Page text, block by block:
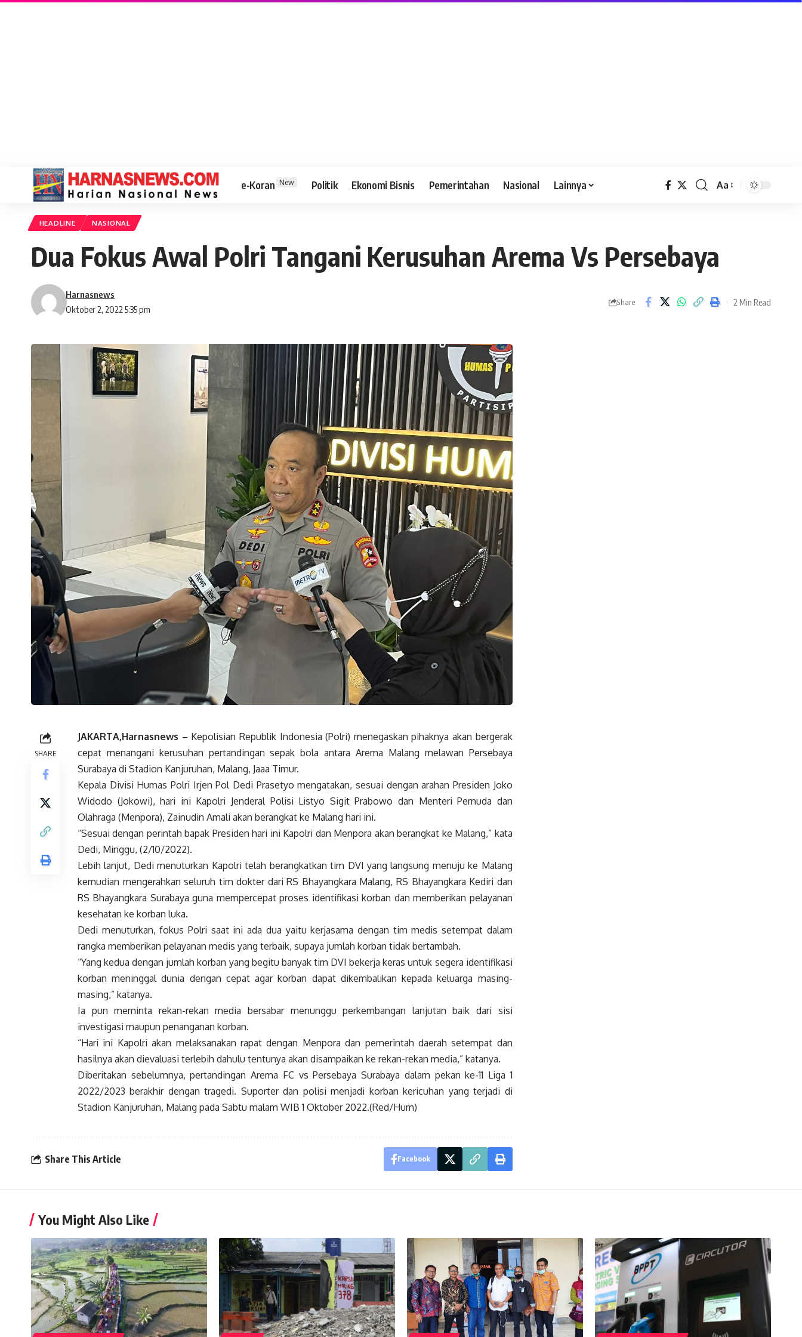
e-Koran New Politik Ekonomi Bisnis Pemerintahan Nasional Lainnya Aa
HEADLINE NASIONAL
Dua Fokus Awal Polri Tangani Kerusuhan Arema Vs Persebaya
Oktober 2, 2022 5:35 pm
Harnasnews
Share 2 Min Read
SHARE
JAKARTA,Harnasnews – Kepolisian Republik Indonesia (Polri) menegaskan pihaknya akan bergerak
cepat menangani kerusuhan pertandingan sepak bola antara Arema Malang melawan Persebaya
Surabaya di Stadion Kanjuruhan, Malang, Jaaa Timur.
Kepala Divisi Humas Polri Irjen Pol Dedi Prasetyo mengatakan, sesuai dengan arahan Presiden Joko
Widodo (Jokowi), hari ini Kapolri Jenderal Polisi Listyo Sigit Prabowo dan Menteri Pemuda dan
Olahraga (Menpora), Zainudin Amali akan berangkat ke Malang hari ini.
“Sesuai dengan perintah bapak Presiden hari ini Kapolri dan Menpora akan berangkat ke Malang,” kata
Dedi, Minggu, (2/10/2022).
Lebih lanjut, Dedi menuturkan Kapolri telah berangkatkan tim DVI yang langsung menuju ke Malang
kemudian mengerahkan seluruh tim dokter dari RS Bhayangkara Malang, RS Bhayangkara Kediri dan
RS Bhayangkara Surabaya guna mempercepat proses identifikasi korban dan memberikan pelayanan
kesehatan ke korban luka.
Dedi menuturkan, fokus Polri saat ini ada dua yaitu kerjasama dengan tim medis setempat dalam
rangka memberikan pelayanan medis yang terbaik, supaya jumlah korban tidak bertambah.
“Yang kedua dengan jumlah korban yang begitu banyak tim DVI bekerja keras untuk segera identifikasi
korban meninggal dunia dengan cepat agar korban dapat dikembalikan kepada keluarga masing-
masing,” katanya.
Ia pun meminta rekan-rekan media bersabar menunggu perkembangan lanjutan baik dari sisi
investigasi maupun penanganan korban.
“Hari ini Kapolri akan melaksanakan rapat dengan Menpora dan pemerintah daerah setempat dan
hasilnya akan dievaluasi terlebih dahulu tentunya akan disampaikan ke rekan-rekan media,” katanya.
Diberitakan sebelumnya, pertandingan Arema FC vs Persebaya Surabaya dalam pekan ke-11 Liga 1
2022/2023 berakhir dengan tragedi. Suporter dan polisi menjadi korban kericuhan yang terjadi di
Stadion Kanjuruhan, Malang pada Sabtu malam WIB 1 Oktober 2022.(Red/Hum)
Share This Article Facebook
You Might Also Like